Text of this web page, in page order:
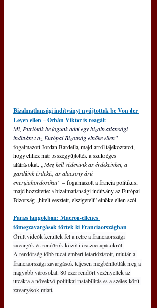
Bizalmatlansági indítványt nyújtottak be Von der
Leyen ellen – Orbán Viktor is reagált
Mi, Patrióták be fogunk adni egy bizalmatlansági
indítványt az Európai Bizottság elnöke ellen” –
fogalmazott Jordan Bardella, majd arról tájékoztatott,
hogy ehhez már összegyűjtötték a szükséges
aláírásokat.
„Meg kell védenünk az érdekeinket, a
gazdáink érdekét, az alacsony árú
energiahordozókat” – fogalmazott a francia politikus,
majd hozzátette: a bizalmatlansági indítvány az Európai
Bizottság „hitelt vesztett, elszigetelt” elnöke ellen szól.
Párizs lángokban: Macron-ellenes
tömegzavargások törtek ki Franciaországban
Őrült videók kerültek fel a netre a franciaországi
zavargók és rendőrök közötti összecsapásokról.
A rendőrség több tucat embert letartóztatott, miután a
franciaországi zavargások teljesen megbénították meg a
nagyobb városokat. 80 ezer rendőrt vezényeltek az
utcákra a növekvő politikai instabilitás és a széles körű
zavargások miatt.